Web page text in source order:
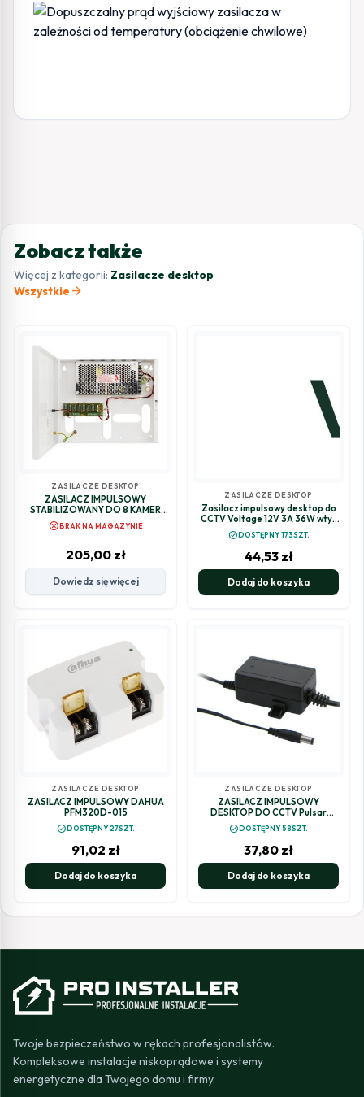
Zobacz także
Więcej z kategorii: Zasilacze desktop
Wszystkie arrow_forward
ZASILACZE DESKTOP
ZASILACZ IMPULSOWY
STABILIZOWANY DO 8 KAMER
HD Pulsar PSDC08128T
12V/8A/8×1A/TOPIC
cancelBRAK NA MAGAZYNIE
205,00 zł
Dowiedz się więcej
ZASILACZE DESKTOP
Zasilacz impulsowy desktop do
CCTV Voltage 12V 3A 36W wtyk
5,5mm / 2,1mm
check_circleDOSTĘPNY 173SZT.
44,53 zł
Dodaj do koszyka
ZASILACZE DESKTOP
ZASILACZ IMPULSOWY DAHUA
PFM320D-015
check_circleDOSTĘPNY 27SZT.
91,02 zł
Dodaj do koszyka
ZASILACZE DESKTOP
ZASILACZ IMPULSOWY
DESKTOP DO CCTV Pulsar
PSD12010 12V/1A
check_circleDOSTĘPNY 58SZT.
37,80 zł
Dodaj do koszyka
Twoje bezpieczeństwo w rękach profesjonalistów.
Kompleksowe instalacje niskoprądowe i systemy
energetyczne dla Twojego domu i firmy.